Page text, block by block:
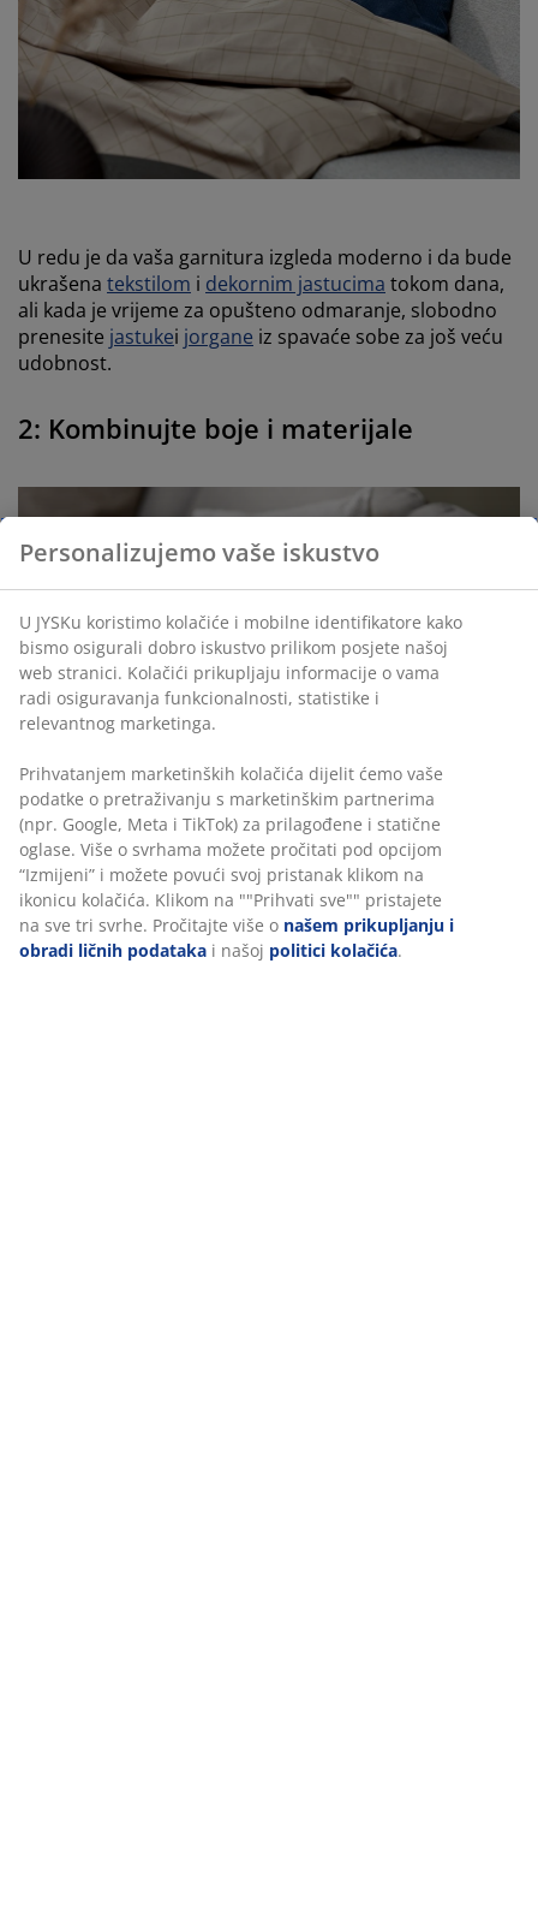
U redu je da vaša garnitura izgleda moderno i da bude
ukrašena tekstilom i dekornim jastucima tokom dana,
ali kada je vrijeme za opušteno odmaranje, slobodno
prenesite jastukei jorgane iz spavaće sobe za još veću
udobnost.
2: Kombinujte boje i materijale
Način na koji možete svom dnevnom boravku dati
poseban izgled je uređenjem i dekorisanjem garniture
Personalizujemo vaše iskustvo
U JYSKu koristimo kolačiće i mobilne identifikatore kako
bismo osigurali dobro iskustvo prilikom posjete našoj
web stranici. Kolačići prikupljaju informacije o vama
radi osiguravanja funkcionalnosti, statistike i
relevantnog marketinga.
Prihvatanjem marketinških kolačića dijelit ćemo vaše
podatke o pretraživanju s marketinškim partnerima
(npr. Google, Meta i TikTok) za prilagođene i statične
oglase. Više o svrhama možete pročitati pod opcijom
“Izmijeni” i možete povući svoj pristanak klikom na
ikonicu kolačića. Klikom na ""Prihvati sve"" pristajete
na sve tri svrhe. Pročitajte više o našem prikupljanju i
obradi ličnih podataka i našoj politici kolačića.